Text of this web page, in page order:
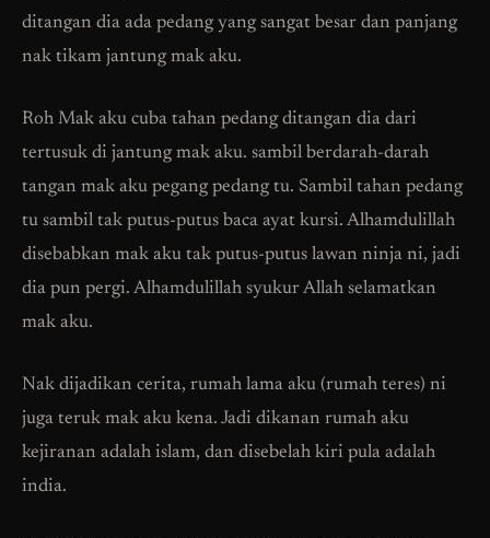
ditangan dia ada pedang yang sangat besar dan panjang
nak tikam jantung mak aku.
Roh Mak aku cuba tahan pedang ditangan dia dari
tertusuk di jantung mak aku. sambil berdarah-darah
tangan mak aku pegang pedang tu. Sambil tahan pedang
tu sambil tak putus-putus baca ayat kursi. Alhamdulillah
disebabkan mak aku tak putus-putus lawan ninja ni, jadi
dia pun pergi. Alhamdulillah syukur Allah selamatkan
mak aku.
Nak dijadikan cerita, rumah lama aku (rumah teres) ni
juga teruk mak aku kena. Jadi dikanan rumah aku
kejiranan adalah islam, dan disebelah kiri pula adalah
india.